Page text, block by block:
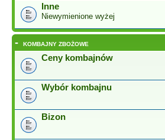
Inne
Niewymienione wyżej
- KOMBAJNY ZBOŻOWE
Ceny kombajnów
Wybór kombajnu
Bizon